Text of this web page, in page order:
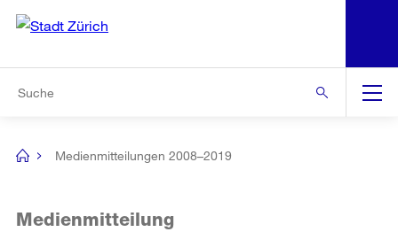
Navigation
[no
Medienmitteilungen 2008–2019
Medienmitteilung